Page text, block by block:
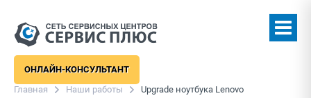
ОНЛАЙН-КОНСУЛЬТАНТ
Главная
Наши работы Upgrade ноутбука Lenovo